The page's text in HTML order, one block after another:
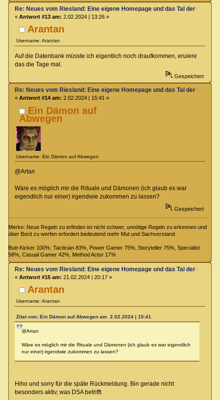
Arantan
Username: Arantan
Re: Neues vom Riesland: Eine eigene Homepage und das Tal der Klagen
« Antwort #13 am: 2.02.2024 | 13:26 »
Auf die Datenbank müsste ich eigentlich noch draufkommen, eruiere
das die Tage mal.
Gespeichert
Ein Dämon auf
Abwegen
Username: Ein Dämon auf Abwegen
Re: Neues vom Riesland: Eine eigene Homepage und das Tal der Klagen
« Antwort #14 am: 2.02.2024 | 15:41 »
@Artan
Wäre es möglich mir die Rituale und Dämonen (ich glaub es war
eigendlich nur einer) irgendwie zukommen zu lassen?
Gespeichert
Merke: Neue Regeln zu erfinden ist nicht schwer, unnötige Regeln zu erkennen und
über Bord zu werfen erfordert bedeutend mehr Mut und Sachverstand.
Butt-Kicker 100%, Tactician 83%, Power Gamer 75%, Storyteller 75%, Specialist
58%, Casual Gamer 42%, Method Actor 17%
Arantan
Username: Arantan
Re: Neues vom Riesland: Eine eigene Homepage und das Tal der Klagen
« Antwort #15 am: 21.02.2024 | 20:17 »
Zitat von: Ein Dämon auf Abwegen am 2.02.2024 | 15:41
@Artan
Wäre es möglich mir die Rituale und Dämonen (ich glaub es war eigendlich
nur einer) irgendwie zukommen zu lassen?
Hiho und sorry für die späte Rückmeldung. Bin gerade nicht
besonders aktiv, was DSA betrifft.